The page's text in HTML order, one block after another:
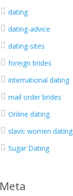
dating
dating-advice
dating-sites
foreign brides
international dating
mail order brides
Online dating
slavic women dating
Sugar Dating
Meta